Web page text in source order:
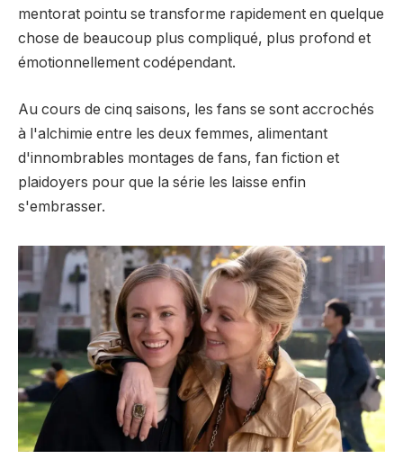
mentorat pointu se transforme rapidement en quelque
chose de beaucoup plus compliqué, plus profond et
émotionnellement codépendant.
Au cours de cinq saisons, les fans se sont accrochés
à l'alchimie entre les deux femmes, alimentant
d'innombrables montages de fans, fan fiction et
plaidoyers pour que la série les laisse enfin
s'embrasser.